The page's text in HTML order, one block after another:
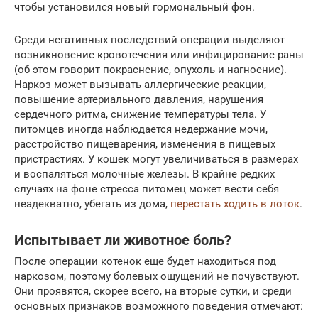
чтобы установился новый гормональный фон.
Среди негативных последствий операции выделяют
возникновение кровотечения или инфицирование раны
(об этом говорит покраснение, опухоль и нагноение).
Наркоз может вызывать аллергические реакции,
повышение артериального давления, нарушения
сердечного ритма, снижение температуры тела. У
питомцев иногда наблюдается недержание мочи,
расстройство пищеварения, изменения в пищевых
пристрастиях. У кошек могут увеличиваться в размерах
и воспаляться молочные железы. В крайне редких
случаях на фоне стресса питомец может вести себя
неадекватно, убегать из дома, перестать ходить в лоток.
Испытывает ли животное боль?
После операции котенок еще будет находиться под
наркозом, поэтому болевых ощущений не почувствуют.
Они проявятся, скорее всего, на вторые сутки, и среди
основных признаков возможного поведения отмечают: